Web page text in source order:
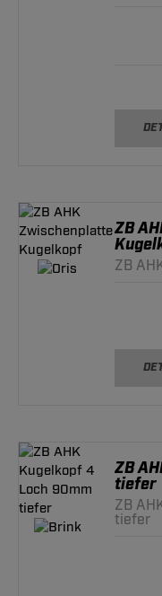
ZB
ZB
ZB
tiefer
ZB
tiefer